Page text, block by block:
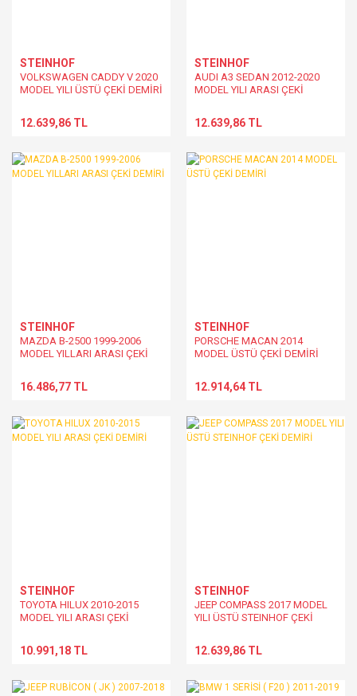
STEINHOF
VOLKSWAGEN CADDY V 2020
MODEL YILI ÜSTÜ ÇEKİ DEMİRİ
12.639,86 TL
STEINHOF
AUDI A3 SEDAN 2012-2020
MODEL YILI ARASI ÇEKİ
12.639,86 TL
STEINHOF
MAZDA B-2500 1999-2006
MODEL YILLARI ARASI ÇEKİ
16.486,77 TL
STEINHOF
PORSCHE MACAN 2014
MODEL ÜSTÜ ÇEKİ DEMİRİ
12.914,64 TL
STEINHOF
TOYOTA HILUX 2010-2015
MODEL YILI ARASI ÇEKİ
10.991,18 TL
STEINHOF
JEEP COMPASS 2017 MODEL
YILI ÜSTÜ STEINHOF ÇEKİ
12.639,86 TL